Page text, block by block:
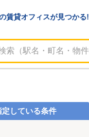
賃貸オフィスが見つかる!
定している条件